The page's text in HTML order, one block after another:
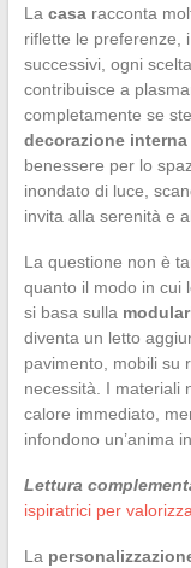
La casaracconta
riflette le preferenze,
successivi, ogni
contribuisce a
completamente se
decorazione interna
benessere per lo
inondato di luce,
invita alla serenità e
La questione non è
quanto il modo in cui
si basa sulla
diventa un letto
pavimento, mobili su
necessità. I materiali
calore immediato,
infondono un’anima
Lettura
ispiratrici per
La